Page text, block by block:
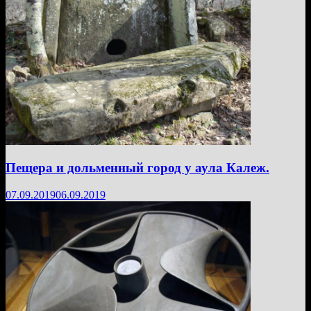
Пещера и дольменный город у аула Калеж.
07.09.201906.09.2019